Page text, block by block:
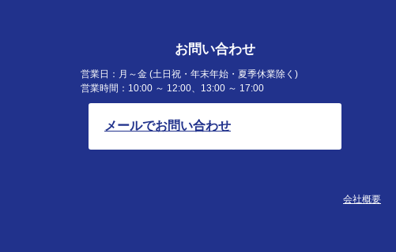
お問い合わせ
営業日：月～金 (土日祝・年末年始・夏季休業除く)
営業時間：10:00 ～ 12:00、13:00 ～ 17:00
メールでお問い合わせ
会社概要